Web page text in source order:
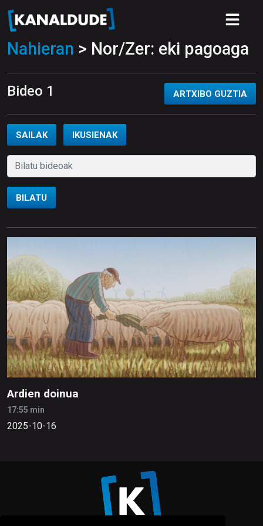
Nahieran > Nor/Zer: eki pagoaga
Bideo 1 ARTXIBO GUZTIA
SAILAK IKUSIENAK
BILATU
Ardien doinua
17:55 min
2025-10-16